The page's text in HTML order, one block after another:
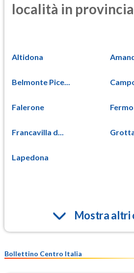
località in
Altidona
Belmonte Pice...
Falerone Fermo
Francavilla d...
Lapedona
Mostra altri
Bollettino Centro Italia